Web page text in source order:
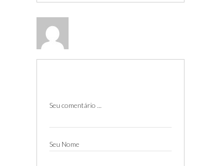
Seu comentário ...
Seu Nome